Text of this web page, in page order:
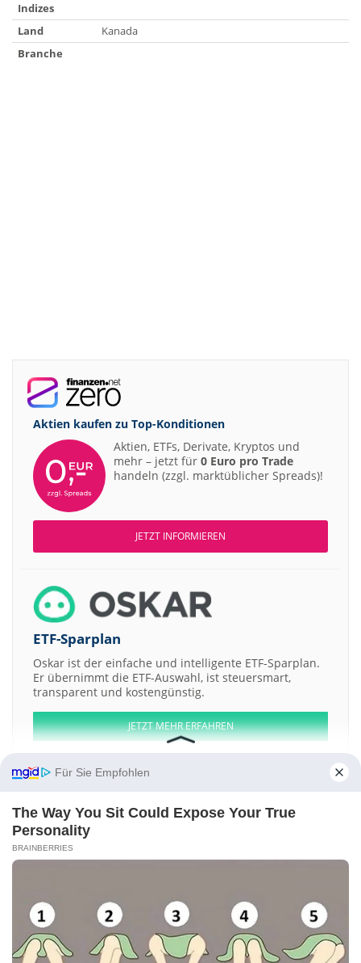
Indizes
Land
Kanada
Branche
Aktien kaufen zu Top-Konditionen
Aktien, ETFs, Derivate, Kryptos und
mehr – jetzt für 0 Euro pro Trade
handeln (zzgl. marktüblicher Spreads)!
JETZT INFORMIEREN
ETF-Sparplan
Oskar ist der einfache und intelligente ETF-Sparplan.
Er übernimmt die ETF-Auswahl, ist steuersmart,
transparent und kostengünstig.
JETZT MEHR ERFAHREN
Aktien ATX DAX EuroStoxx 50 Dow Jones NASDAQ 100 Nikkei 225
Kontakt -Impressum - Werbung
Barrierefreiheit
Sitemap- Datenschutz- Disclaimer-AGB Privatsphäre-Einstellungen
Für Sie Empfohlen
The Way You Sit Could Expose Your True
Personality
BRAINBERRIES